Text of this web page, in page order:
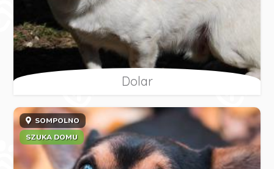
Dolar
SOMPOLNO
SZUKA DOMU